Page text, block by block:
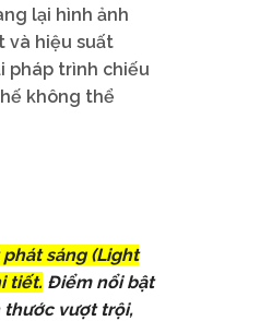
lại hình ảnh
và hiệu suất
pháp trình chiếu
không thể
sáng (Light
tiết. Điểm nổi bật
thước vượt trội,